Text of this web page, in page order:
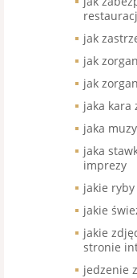
jak
jak
jak
jaka kara
jaka
jaka
imprezy
jakie ryby
jakie
jakie
stronie
jedzenie